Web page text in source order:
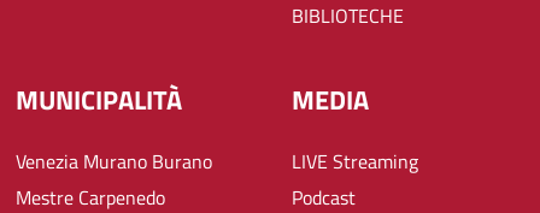
BIBLIOTECHE
MUNICIPALITÀ
Venezia Murano Burano
Mestre Carpenedo
MEDIA
LIVE Streaming
Podcast